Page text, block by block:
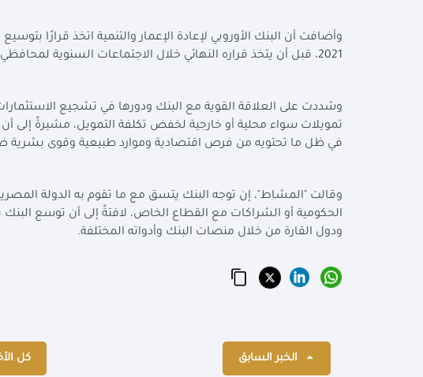
وأضافت أن البنك الأوروبي لإعادة الإعمار والتنمية اتخذ قرارًا
2021، قبل أن يتخذ قراره النهائي خلال الاجتماعات السنوية لمحافظي البنك في سمرقند
وشددت على العلاقة القوية مع البنك ودورها في تشجيع
تمويلات سواء محلية أو خارجية لخفض تكلفة التمويل، مشيرةً إلى
في ظل ما تحتويه من فرص اقتصادية وموارد طبيعية وقوى بشرية
وقالت "المشاط"، إن توجه البنك يتسق مع ما تقوم به الدولة
الحكومية أو الشراكات مع القطاع الخاص، لافتةً إلى أن توسع
ودول القارة من خلال منصات البنك وأدواته المختلفة.
الخبر السابق كل